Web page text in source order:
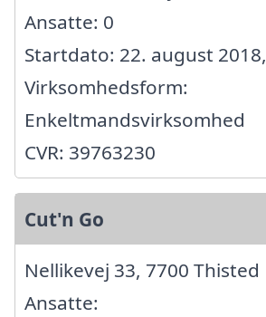
Ansatte: 0
Startdato: 22. august 2018,
Virksomhedsform:
Enkeltmandsvirksomhed
CVR: 39763230
Cut'n Go
Nellikevej 33, 7700 Thisted
Ansatte: